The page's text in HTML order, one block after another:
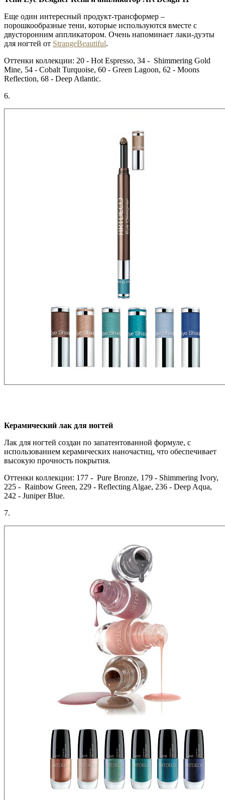
Еще один интересный продукт-трансформер –
порошкообразные тени, которые используются вместе с
двусторонним аппликатором. Очень напоминает лаки-дуэты
для ногтей от StrangeBeautiful.
Оттенки коллекции: 20 - Hot Espresso, 34 - Shimmering Gold
Mine, 54 - Cobalt Turquoise, 60 - Green Lagoon, 62 - Moons
Reflection, 68 - Deep Atlantic.
6.
Керамический лак для ногтей
Лак для ногтей создан по запатентованной формуле, с
использованием керамических наночастиц, что обеспечивает
высокую прочность покрытия.
Оттенки коллекции: 177 - Pure Bronze, 179 - Shimmering Ivory,
225 - Rainbow Green, 229 - Reflecting Algae, 236 - Deep Aqua,
242 - Juniper Blue.
7.